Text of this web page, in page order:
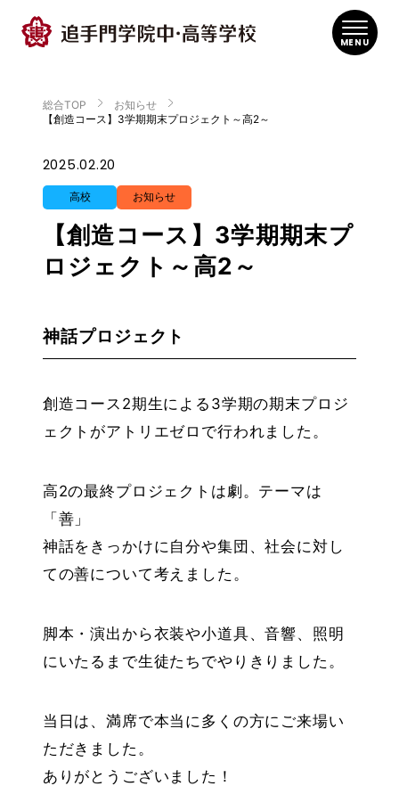
MENU
総合TOP
お知らせ
【創造コース】3学期期末プロジェクト～高2～
2025.02.20
高校 お知らせ
【創造コース】3学期期末プ
ロジェクト～高2～
神話プロジェクト
創造コース2期生による3学期の期末プロジ
ェクトがアトリエゼロで行われました。
高2の最終プロジェクトは劇。テーマは
「善」
神話をきっかけに自分や集団、社会に対し
ての善について考えました。
脚本・演出から衣装や小道具、音響、照明
にいたるまで生徒たちでやりきりました。
当日は、満席で本当に多くの方にご来場い
ただきました。
ありがとうございました！